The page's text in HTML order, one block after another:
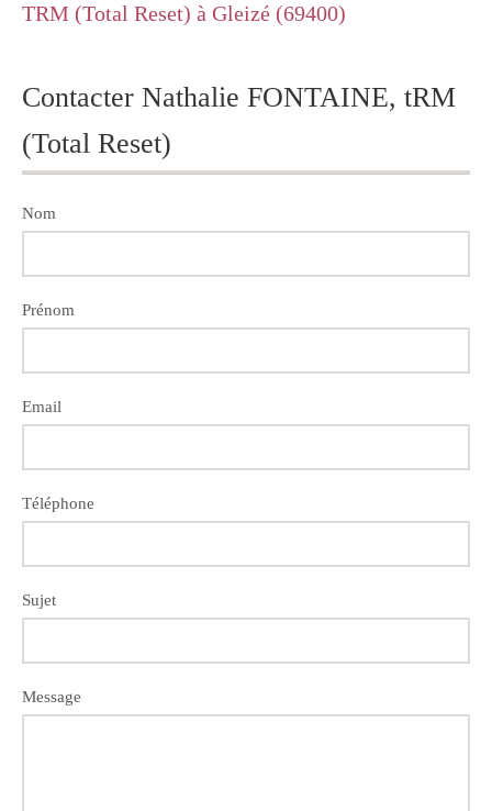
TRM (Total Reset) à Gleizé (69400)
Contacter Nathalie FONTAINE, tRM
(Total Reset)
Nom
Prénom
Email
Téléphone
Sujet
Message